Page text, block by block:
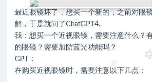
最近眼镜坏了，想买一个新的，之前对眼
解，于是就问了ChatGPT4.
我：想买一个近视眼镜，需要注意什么？
的眼镜？需要加防蓝光功能吗？
GPT：
在购买近视眼镜时，需要注意以下几点：